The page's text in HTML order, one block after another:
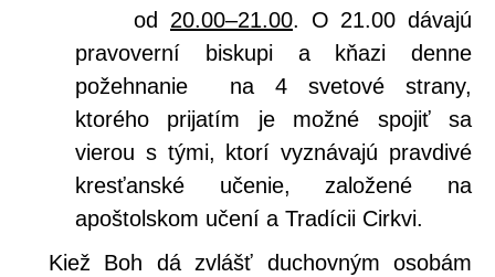
od 20.00–21.00. O 21.00 dávajú
pravoverní biskupi a kňazi denne
požehnanie na 4 svetové strany,
ktorého prijatím je možné spojiť sa
vierou s tými, ktorí vyznávajú pravdivé
kresťanské učenie, založené na
apoštolskom učení a Tradícii Cirkvi.
Kiež Boh dá zvlášť duchovným osobám